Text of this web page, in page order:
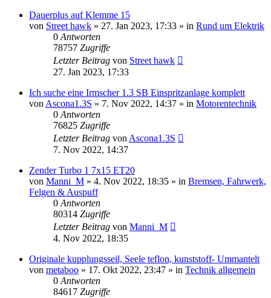
Dauerplus auf Klemme 15
von Street hawk » 27. Jan 2023, 17:33 » in Rund um Elektrik
0 Antworten
78757 Zugriffe
Letzter Beitrag von Street hawk
27. Jan 2023, 17:33
Ich suche eine Irmscher 1.3 SB Einspritzanlage komplett
von Ascona1.3S » 7. Nov 2022, 14:37 » in Motorentechnik
0 Antworten
76825 Zugriffe
Letzter Beitrag von Ascona1.3S
7. Nov 2022, 14:37
Zender Turbo 1 7x15 ET20
von Manni_M » 4. Nov 2022, 18:35 » in Bremsen, Fahrwerk,
Felgen & Auspuff
0 Antworten
80314 Zugriffe
Letzter Beitrag von Manni_M
4. Nov 2022, 18:35
Originale kupplungsseil, Seele teflon, kunststoff- Ummantelt
von metaboo » 17. Okt 2022, 23:47 » in Technik allgemein
0 Antworten
84617 Zugriffe